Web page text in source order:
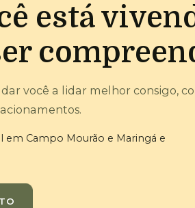
está
você a lidar melhor consigo,
Campo Mourão e Maringá e